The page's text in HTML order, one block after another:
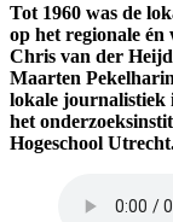
Tot 1960 was de
op het regionale
Chris van der
Maarten
lokale journalistiek
het
Hogeschool